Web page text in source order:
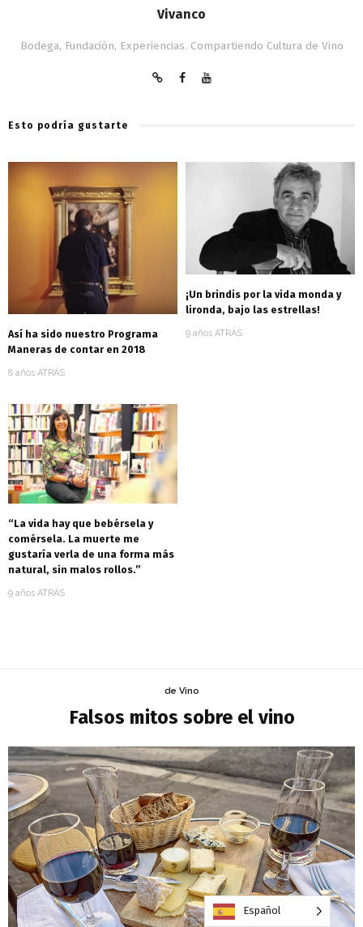
Vivanco
Bodega, Fundación, Experiencias. Compartiendo Cultura de Vino
Esto podría gustarte
Así ha sido nuestro Programa
Maneras de contar en 2018
8 años ATRÁS
¡Un brindis por la vida monda y
lironda, bajo las estrellas!
9 años ATRÁS
“La vida hay que bebérsela y
comérsela. La muerte me
gustaría verla de una forma más
natural, sin malos rollos.”
9 años ATRÁS
de Vino
Falsos mitos sobre el vino
Español